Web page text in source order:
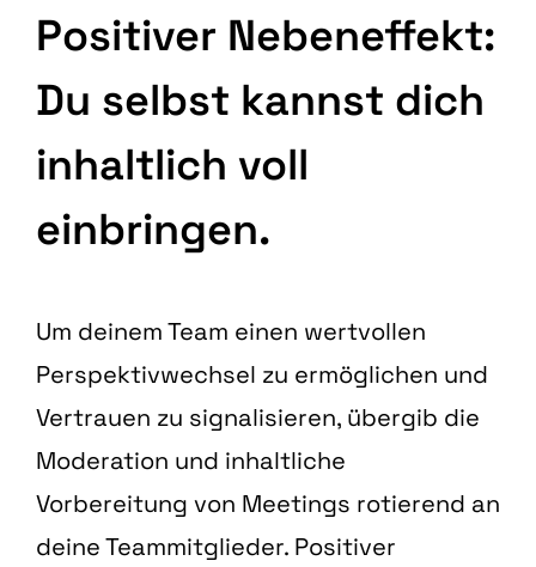
Positiver Nebeneffekt:
Du selbst kannst dich
inhaltlich voll
einbringen.
Um deinem Team einen wertvollen
Perspektivwechsel zu ermöglichen und
Vertrauen zu signalisieren, übergib die
Moderation und inhaltliche
Vorbereitung von Meetings rotierend an
deine Teammitglieder. Positiver